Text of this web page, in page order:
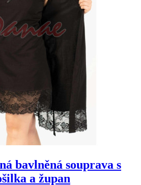
bavlněná souprava s
a župan